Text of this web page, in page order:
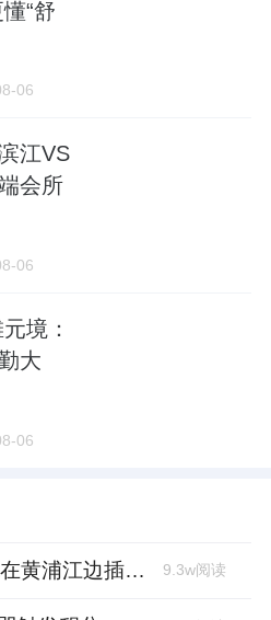
“舒
06
江VS
会所
06
境：
大
06
温州首富，花38亿在黄浦江边插了面旗 9.3w阅读